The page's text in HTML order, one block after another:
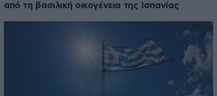
από τη βασιλική οικογένεια της Ισπανίας